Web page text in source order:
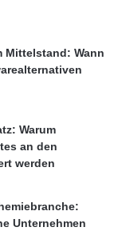
Mittelstand: Wann
Warum
an den
werden
Unternehmen